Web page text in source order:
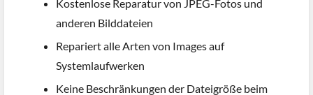
Kostenlose Reparatur von JPEG-Fotos und
anderen Bilddateien
Repariert alle Arten von Images auf
Systemlaufwerken
Keine Beschränkungen der Dateigröße beim